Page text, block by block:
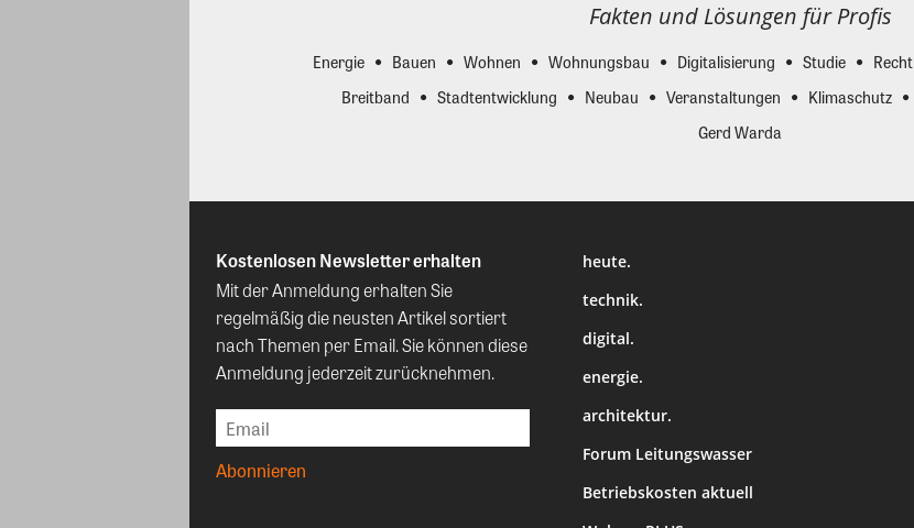
Fakten und Lösungen für Profis
Energie Bauen Wohnen Wohnungsbau Digitalisierung Studie Recht
Breitband
Stadtentwicklung Neubau Veranstaltungen Klimaschutz
Gerd Warda
Kostenlosen Newsletter erhalten
Mit der Anmeldung erhalten Sie
regelmäßig die neusten Artikel sortiert
nach Themen per Email. Sie können diese
Anmeldung jederzeit zurücknehmen.
heute.
technik.
digital.
energie.
architektur.
Forum Leitungswasser
Betriebskosten aktuell